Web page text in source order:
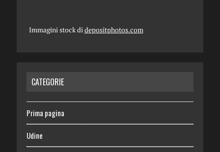
Immagini stock didepositphotos.com
CATEGORIE
Prima pagina
Udine